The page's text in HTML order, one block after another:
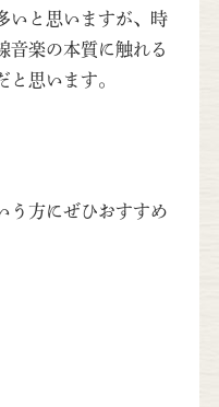
いと思いますが、時
音楽の本質に触れる
と思います。
う方にぜひおすすめ